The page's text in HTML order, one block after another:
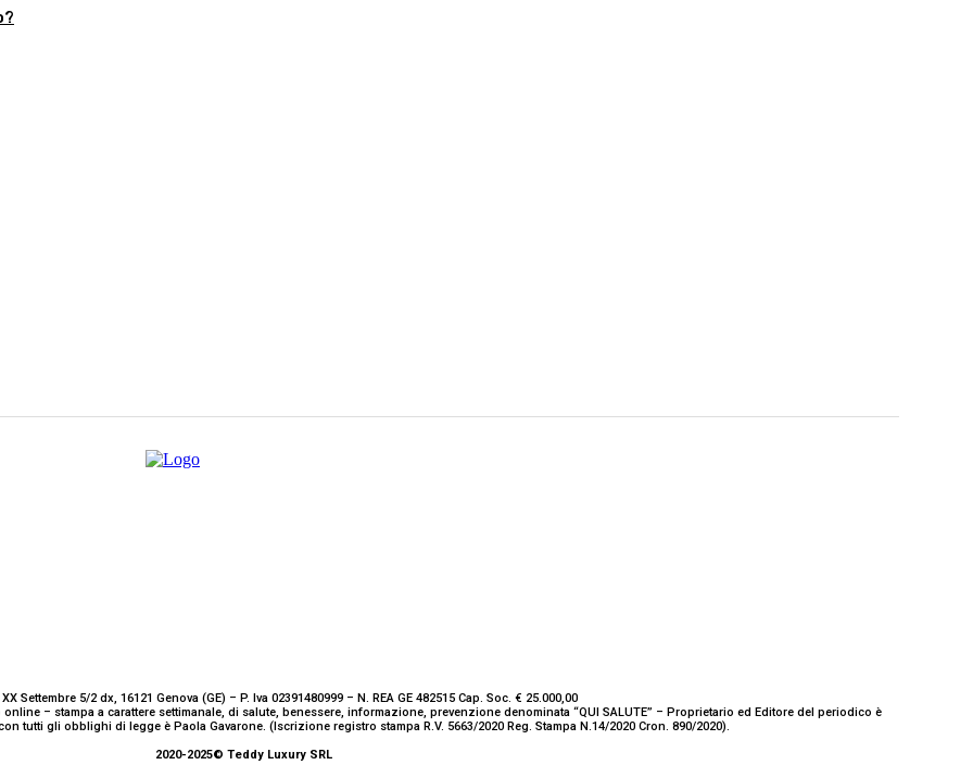
Settembre 5/2 dx, 16121 Genova (GE) – P. Iva 02391480999 – N. REA GE 482515 Cap. Soc. € 25.000,00
– stampa a carattere settimanale, di salute, benessere, informazione, prevenzione denominata “QUI SALUTE” – Proprietario ed Editore del periodico è
tutti gli obblighi di legge è Paola Gavarone. (Iscrizione registro stampa R.V. 5663/2020 Reg. Stampa N.14/2020 Cron. 890/2020).
2020-2025© Teddy Luxury SRL